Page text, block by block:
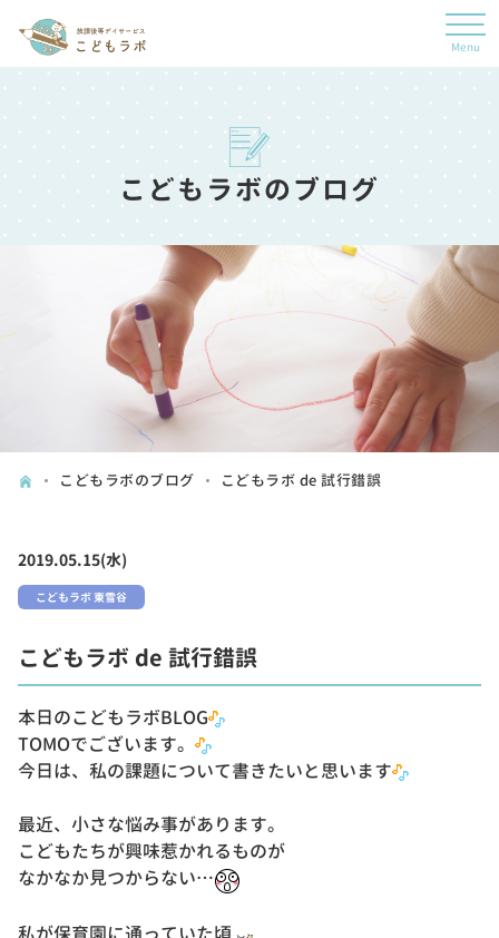
こどもラボのブログ
こどもラボのブログ こどもラボ de 試行錯誤
2019.05.15(水)
こどもラボ 東雪谷
こどもラボ de 試行錯誤
本日のこどもラボBLOG
TOMOでございます。
今日は、私の課題について書きたいと思います
最近、小さな悩み事があります。
こどもたちが興味惹かれるものが
なかなか見つからない…
私が保育園に通っていた頃